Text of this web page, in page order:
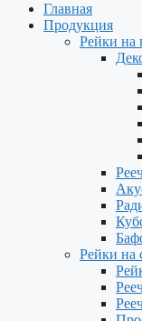
Главная
Продукция
Рейки на
Рейки на